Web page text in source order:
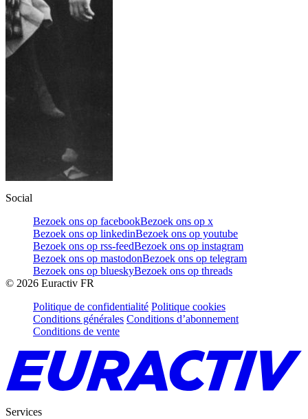
Social
Bezoek ons op facebookBezoek ons op x
Bezoek ons op linkedinBezoek ons op youtube
Bezoek ons op rss-feedBezoek ons op instagram
Bezoek ons op mastodonBezoek ons op telegram
Bezoek ons op blueskyBezoek ons op threads
© 2026 Euractiv FR
Politique de confidentialité Politique cookies
Conditions générales Conditions d’abonnement
Conditions de vente
Services